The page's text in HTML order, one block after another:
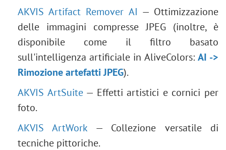
AKVIS Artifact Remover AI — Ottimizzazione
delle immagini compresse JPEG (inoltre, è
disponibile come il filtro basato
sull'intelligenza artificiale in AliveColors: AI ->
Rimozione artefatti JPEG).
AKVIS ArtSuite— Effetti artistici e cornici per
foto.
AKVIS ArtWork — Collezione versatile di
tecniche pittoriche.